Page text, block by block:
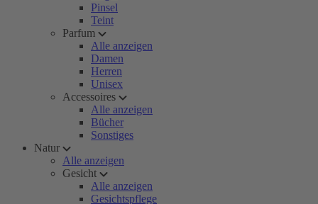
Pinsel
Teint
Parfum
Alle anzeigen
Damen
Herren
Unisex
Accessoires
Alle anzeigen
Bücher
Sonstiges
Natur
Alle anzeigen
Gesicht
Alle anzeigen
Gesichtspflege